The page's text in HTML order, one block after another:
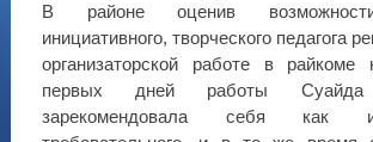
В районе оценив
инициативного, творческого педагога
организаторской работе в
первых дней работы Суайда
зарекомендовала себя как